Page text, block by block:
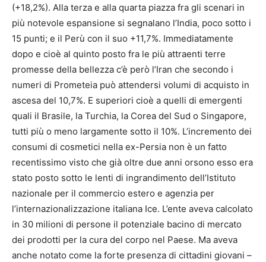
(+18,2%). Alla terza e alla quarta piazza fra gli scenari in
più notevole espansione si segnalano l’India, poco sotto i
15 punti; e il Perù con il suo +11,7%. Immediatamente
dopo e cioè al quinto posto fra le più attraenti terre
promesse della bellezza c’è però l’Iran che secondo i
numeri di Prometeia può attendersi volumi di acquisto in
ascesa del 10,7%. E superiori cioè a quelli di emergenti
quali il Brasile, la Turchia, la Corea del Sud o Singapore,
tutti più o meno largamente sotto il 10%. L’incremento dei
consumi di cosmetici nella ex-Persia non è un fatto
recentissimo visto che già oltre due anni orsono esso era
stato posto sotto le lenti di ingrandimento dell’Istituto
nazionale per il commercio estero e agenzia per
l’internazionalizzazione italiana Ice. L’ente aveva calcolato
in 30 milioni di persone il potenziale bacino di mercato
dei prodotti per la cura del corpo nel Paese. Ma aveva
anche notato come la forte presenza di cittadini giovani –